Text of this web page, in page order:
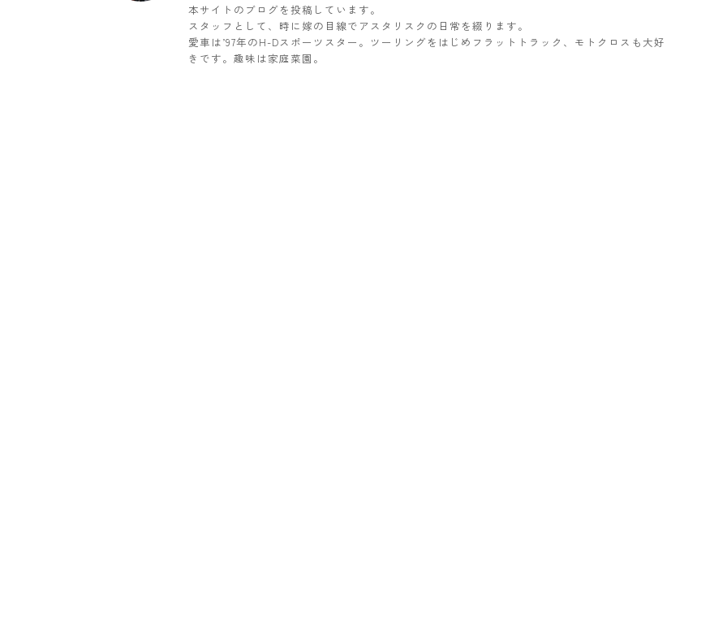
本サイトのブログを投稿しています。
スタッフとして、時に嫁の目線でアスタリスクの日常を綴ります。
愛車は’97年のH-Dスポーツスター。ツーリングをはじめフラットトラック、モトクロスも大好
きです。趣味は家庭菜園。